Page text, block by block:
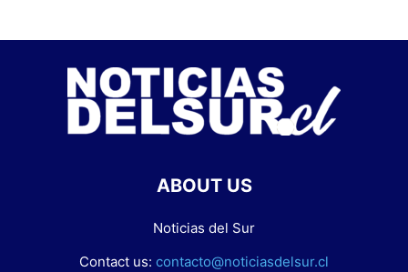
ABOUT US
Noticias del Sur
Contact us: contacto@noticiasdelsur.cl